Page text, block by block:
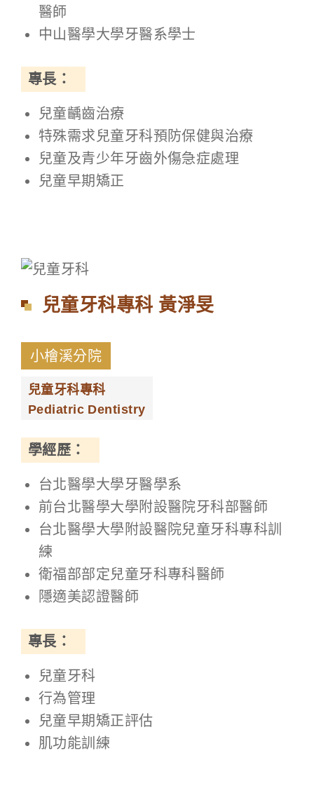
醫師
中山醫學大學牙醫系學士
專長：
兒童齲齒治療
特殊需求兒童牙科預防保健與治療
兒童及青少年牙齒外傷急症處理
兒童早期矯正
兒童牙科專科 黃淨旻
小檜溪分院
兒童牙科專科
Pediatric Dentistry
學經歷：
台北醫學大學牙醫學系
前台北醫學大學附設醫院牙科部醫師
台北醫學大學附設醫院兒童牙科專科訓
練
衛福部部定兒童牙科專科醫師
隱適美認證醫師
專長：
兒童牙科
行為管理
兒童早期矯正評估
肌功能訓練